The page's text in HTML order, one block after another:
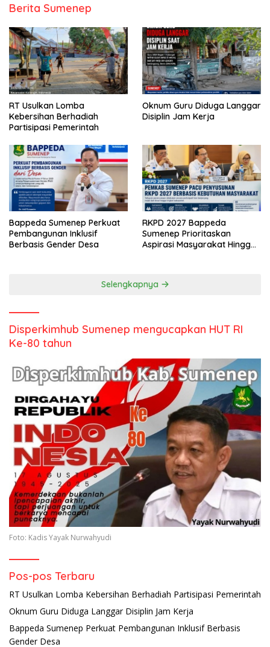
Berita Sumenep
RT Usulkan Lomba
Kebersihan Berhadiah
Partisipasi Pemerintah
Oknum Guru Diduga Langgar
Disiplin Jam Kerja
Bappeda Sumenep Perkuat
Pembangunan Inklusif
Berbasis Gender Desa
RKPD 2027 Bappeda
Sumenep Prioritaskan
Aspirasi Masyarakat Hingga
Selengkapnya
Disperkimhub Sumenep mengucapkan HUT RI
Ke-80 tahun
Foto: Kadis Yayak Nurwahyudi
Pos-pos Terbaru
RT Usulkan Lomba Kebersihan Berhadiah Partisipasi Pemerintah
Oknum Guru Diduga Langgar Disiplin Jam Kerja
Bappeda Sumenep Perkuat Pembangunan Inklusif Berbasis
Gender Desa